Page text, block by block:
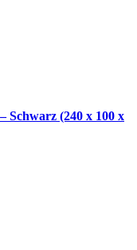
Schwarz (240 x 100 x